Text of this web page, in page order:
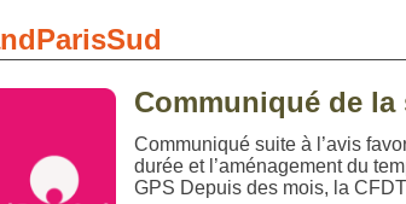
Communiqué de la
Communiqué suite à l’avis
durée et l’aménagement du
GPS Depuis des mois, la CFDT